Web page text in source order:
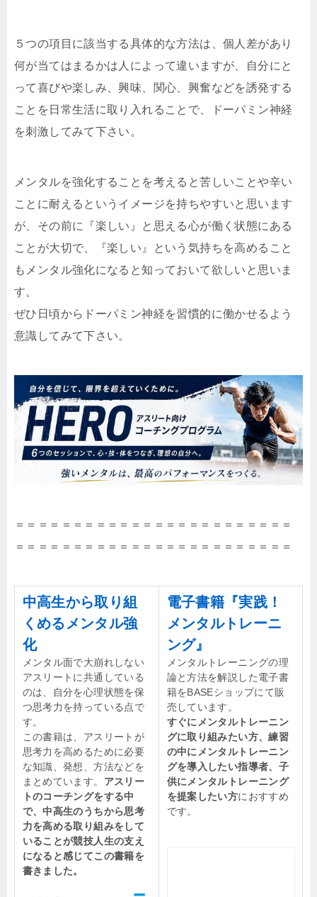
５つの項目に該当する具体的な方法は、個人差があり
何が当てはまるかは人によって違いますが、自分にと
って喜びや楽しみ、興味、関心、興奮などを誘発する
ことを日常生活に取り入れることで、ドーパミン神経
を刺激してみて下さい。
メンタルを強化することを考えると苦しいことや辛い
ことに耐えるというイメージを持ちやすいと思います
が、その前に『楽しい』と思える心が働く状態にある
ことが大切で、『楽しい』という気持ちを高めること
もメンタル強化になると知っておいて欲しいと思いま
す。
ぜひ日頃からドーパミン神経を習慣的に働かせるよう
意識してみて下さい。
＝＝＝＝＝＝＝＝＝＝＝＝＝＝＝＝＝＝＝＝＝＝＝＝
＝＝＝＝＝＝＝＝＝＝＝＝＝＝＝＝＝＝＝＝＝＝＝＝
中高生から取り組
くめるメンタル強
化
メンタル面で大崩れしない
アスリートに共通している
のは、自分を心理状態を保
つ思考力を持っている点で
す。
この書籍は、アスリートが
思考力を高めるために必要
な知識、発想、方法などを
まとめています。 アスリー
トのコーチングをする中
で、中高生のうちから思考
力を高める取り組みをして
いることが競技人生の支え
になると感じてこの書籍を
書きました。
電子書籍『実践！
メンタルトレーニ
ング』
メンタルトレーニングの理
論と方法を解説した電子書
籍をBASEショップにて販
売しています。
すぐにメンタルトレーニン
グに取り組みたい方、練習
の中にメンタルトレーニン
グを導入したい指導者、子
供にメンタルトレーニング
を提案したい方におすすめ
です。